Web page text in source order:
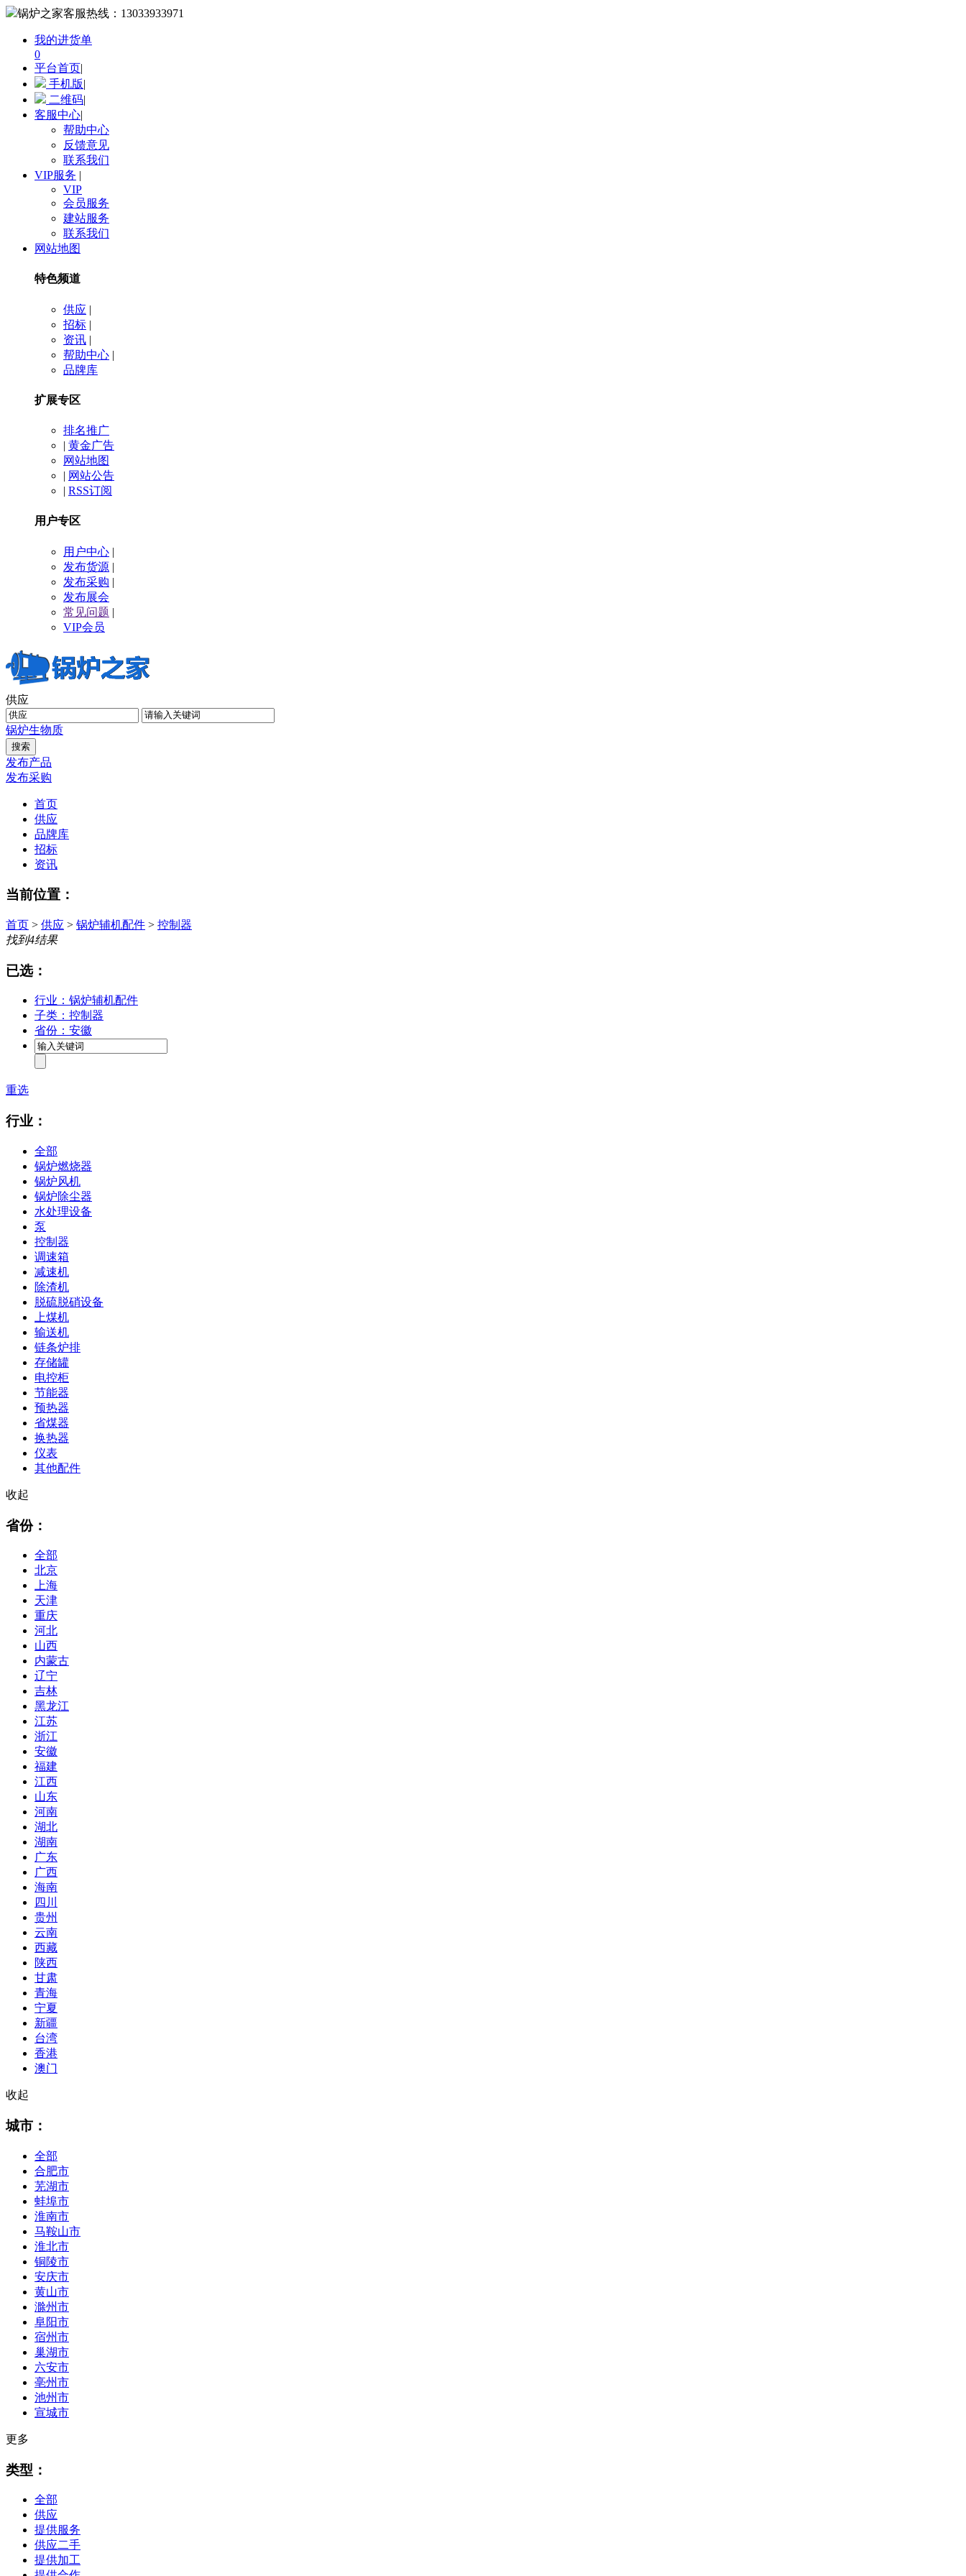
锅炉之家客服热线： 13033933971
我的进货单
0
平台首页|
手机版|
二维码|
客服中心|
帮助中心
反馈意见
联系我们
VIP服务 |
VIP
会员服务
建站服务
联系我们
网站地图
特色频道
供应 |
招标 |
资讯 |
帮助中心 |
品牌库
扩展专区
排名推广
| 黄金广告
网站地图
| 网站公告
| RSS订阅
用户专区
用户中心 |
发布货源 |
发布采购 |
发布展会
常见问题 |
VIP会员
供应
锅炉生物质
发布产品
发布采购
首页
供应
品牌库
招标
资讯
当前位置：
首页 > 供应 > 锅炉辅机配件 > 控制器
找到4结果
已选：
行业：锅炉辅机配件
子类：控制器
省份：安徽
重选
行业：
全部
锅炉燃烧器
锅炉风机
锅炉除尘器
水处理设备
泵
控制器
调速箱
减速机
除渣机
脱硫脱硝设备
上煤机
输送机
链条炉排
存储罐
电控柜
节能器
预热器
省煤器
换热器
仪表
其他配件
收起
省份：
全部
北京
上海
天津
重庆
河北
山西
内蒙古
辽宁
吉林
黑龙江
江苏
浙江
安徽
福建
江西
山东
河南
湖北
湖南
广东
广西
海南
四川
贵州
云南
西藏
陕西
甘肃
青海
宁夏
新疆
台湾
香港
澳门
收起
城市：
全部
合肥市
芜湖市
蚌埠市
淮南市
马鞍山市
淮北市
铜陵市
安庆市
黄山市
滁州市
阜阳市
宿州市
巢湖市
六安市
亳州市
池州市
宣城市
更多
类型：
全部
供应
提供服务
供应二手
提供加工